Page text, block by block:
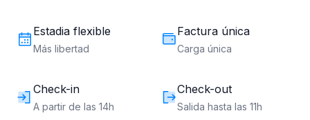
Estadia flexible
Más libertad
Factura única
Carga única
Check-in
A partir de las 14h
Check-out
Salida hasta las 11h